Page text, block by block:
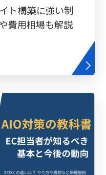
ト構築に強い制
費用相場も解説